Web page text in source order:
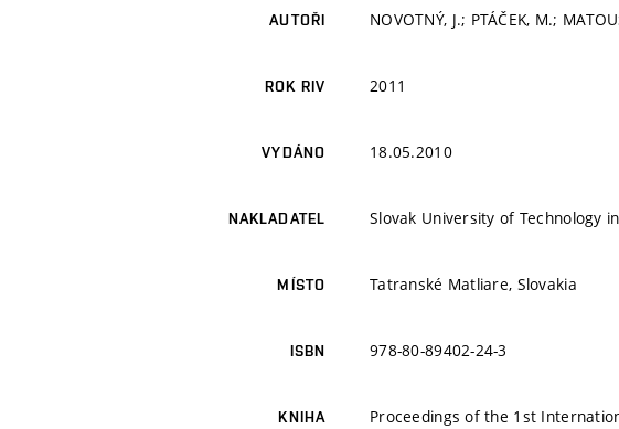
AUTOŘI NOVOTNÝ, J.; PTÁČEK, M.;
ROK RIV 2011
VYDÁNO 18.05.2010
NAKLADATEL Slovak University of Technology
MÍSTO Tatranské Matliare, Slovakia
ISBN 978-80-89402-24-3
KNIHA Proceedings of the 1st